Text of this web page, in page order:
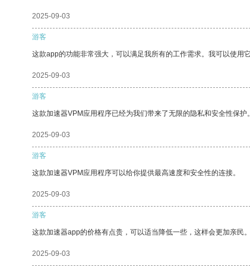
2025-09-03
游客
这款app的功能非常强大，可以满足我所有的工作需求。我可以使用
2025-09-03
游客
这款加速器VPM应用程序已经为我们带来了无限的隐私和安全性保护。
2025-09-03
游客
这款加速器VPM应用程序可以给你提供最高速度和安全性的连接。
2025-09-03
游客
这款加速器app的价格有点贵，可以适当降低一些，这样会更加亲民。
2025-09-03